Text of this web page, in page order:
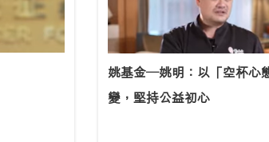
姚基金—姚明：以「空杯心
變，堅持公益初心